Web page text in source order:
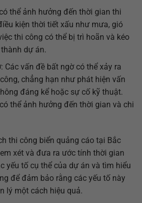
thể ảnh hưởng đến thời gian thi
kiện thời tiết xấu như mưa, gió
thi công có thể bị trì hoãn và kéo
dự án.
Các vấn đề bất ngờ có thể xảy ra
chẳng hạn như phát hiện vấn
đáng kể hoặc sự cố kỹ thuật.
thể ảnh hưởng đến thời gian và chi
thi công biển quảng cáo tại Bắc
xét và đưa ra ước tính thời gian
yếu tố cụ thể của dự án và tìm hiểu
để đảm bảo rằng các yếu tố này
lý một cách hiệu quả.